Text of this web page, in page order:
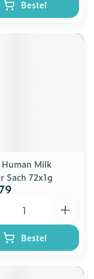
Bestel
Human Milk
Sach 72x1g
Bestel